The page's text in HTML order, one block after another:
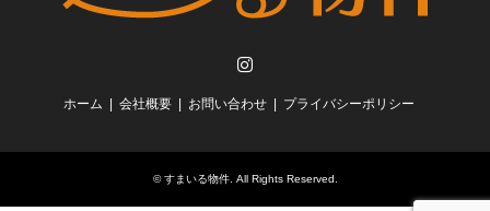
ホーム 会社概要 お問い合わせ プライバシーポリシー
©すまいる物件. All Rights Reserved.